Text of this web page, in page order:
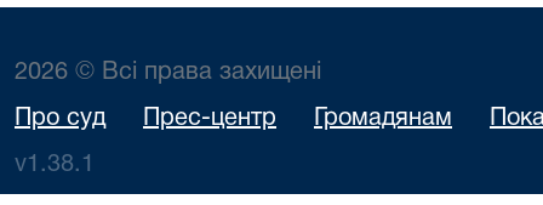
2026 © Всі права захищені
Про суд Прес-центр Громадянам
v1.38.1